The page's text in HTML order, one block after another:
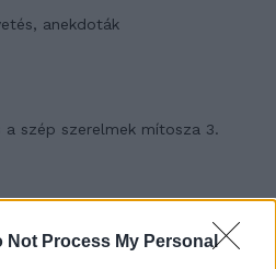
Not Process My Personal
anekdoták
a szép szerelmek mítosza 3.
vagyunk felnőni a felnőtt élet